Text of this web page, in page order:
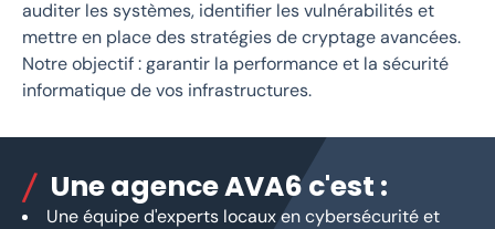
auditer les systèmes, identifier les vulnérabilités et
mettre en place des stratégies de cryptage avancées.
Notre objectif : garantir la performance et la sécurité
informatique de vos infrastructures.
Une agence AVA6 c'est :
Une équipe d'experts locaux en cybersécurité et